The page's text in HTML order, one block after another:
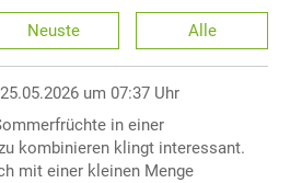
Neuste Alle
um 07:37 Uhr
in einer
kombinieren klingt interessant.
mit einer kleinen Menge